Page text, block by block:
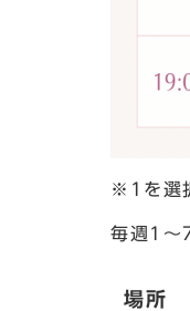
※1を選
毎週1～
場所